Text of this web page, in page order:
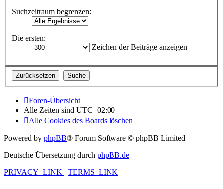
Suchzeitraum begrenzen:
Die ersten:
Zeichen der Beiträge anzeigen
Foren-Übersicht
Alle Zeiten sind UTC+02:00
Alle Cookies des Boards löschen
Powered by phpBB® Forum Software © phpBB Limited
Deutsche Übersetzung durch phpBB.de
PRIVACY_LINK | TERMS_LINK